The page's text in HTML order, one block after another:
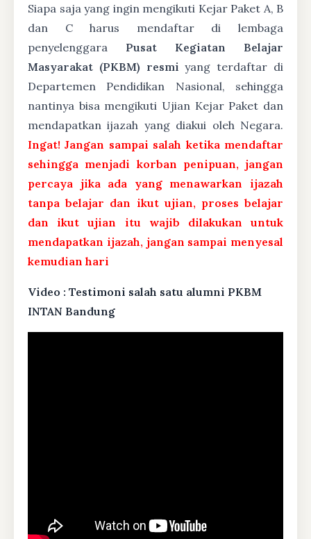
Siapa saja yang ingin mengikuti Kejar Paket A, B
dan C harus mendaftar di lembaga
penyelenggara Pusat Kegiatan Belajar
Masyarakat (PKBM) resmi yang terdaftar di
Departemen Pendidikan Nasional, sehingga
nantinya bisa mengikuti Ujian Kejar Paket dan
mendapatkan ijazah yang diakui oleh Negara.
Ingat! Jangan sampai salah ketika mendaftar
sehingga menjadi korban penipuan, jangan
percaya jika ada yang menawarkan ijazah
tanpa belajar dan ikut ujian, proses belajar
dan ikut ujian itu wajib dilakukan untuk
mendapatkan ijazah, jangan sampai menyesal
kemudian hari
Video : Testimoni salah satu alumni PKBM
INTAN Bandung